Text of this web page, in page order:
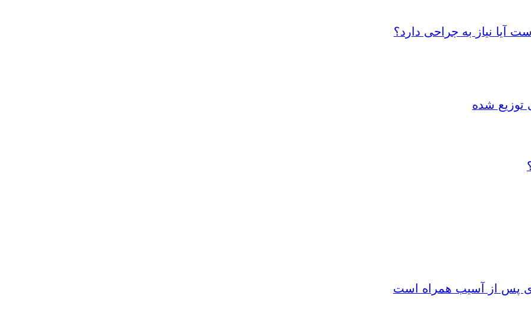
نیاز به جراحی دارد؟
توزیع شده